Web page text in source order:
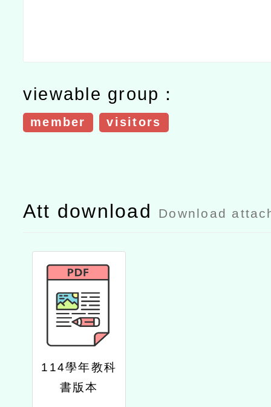
viewable group：
member visitors
Att download Download
114學年教科
書版本